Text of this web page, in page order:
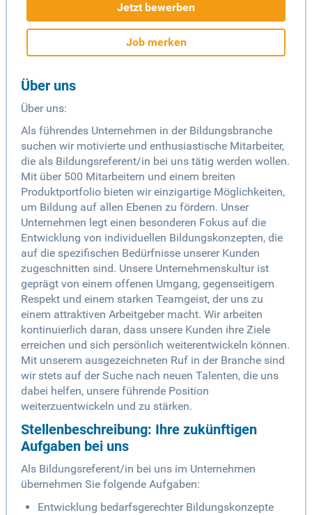
Jetzt bewerben
Job merken
Über uns
Über uns:
Als führendes Unternehmen in der Bildungsbranche
suchen wir motivierte und enthusiastische Mitarbeiter,
die als Bildungsreferent/in bei uns tätig werden wollen.
Mit über 500 Mitarbeitern und einem breiten
Produktportfolio bieten wir einzigartige Möglichkeiten,
um Bildung auf allen Ebenen zu fördern. Unser
Unternehmen legt einen besonderen Fokus auf die
Entwicklung von individuellen Bildungskonzepten, die
auf die spezifischen Bedürfnisse unserer Kunden
zugeschnitten sind. Unsere Unternehmenskultur ist
geprägt von einem offenen Umgang, gegenseitigem
Respekt und einem starken Teamgeist, der uns zu
einem attraktiven Arbeitgeber macht. Wir arbeiten
kontinuierlich daran, dass unsere Kunden ihre Ziele
erreichen und sich persönlich weiterentwickeln können.
Mit unserem ausgezeichneten Ruf in der Branche sind
wir stets auf der Suche nach neuen Talenten, die uns
dabei helfen, unsere führende Position
weiterzuentwickeln und zu stärken.
Stellenbeschreibung: Ihre zukünftigen
Aufgaben bei uns
Als Bildungsreferent/in bei uns im Unternehmen
übernehmen Sie folgende Aufgaben:
Entwicklung bedarfsgerechter Bildungskonzepte